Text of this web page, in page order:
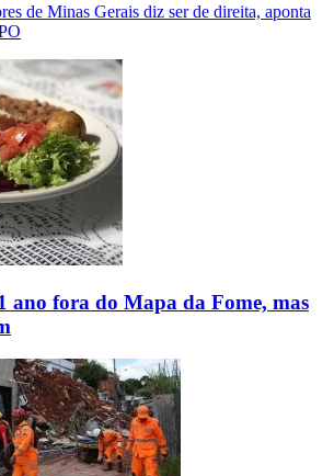
de Minas Gerais diz ser de direita, aponta
ano fora do Mapa da Fome, mas